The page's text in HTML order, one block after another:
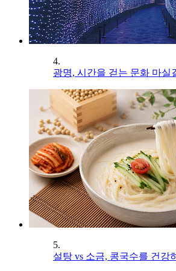
4.
광명, 시간을 걷는 문화 마실
5.
설탕 vs 소금, 콩국수를 건강